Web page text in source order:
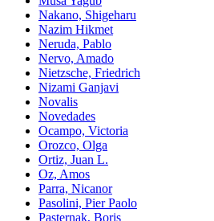
Nakano, Shigeharu
Nazim Hikmet
Neruda, Pablo
Nervo, Amado
Nietzsche, Friedrich
Nizami Ganjavi
Novalis
Novedades
Ocampo, Victoria
Orozco, Olga
Ortiz, Juan L.
Oz, Amos
Parra, Nicanor
Pasolini, Pier Paolo
Pasternak, Boris